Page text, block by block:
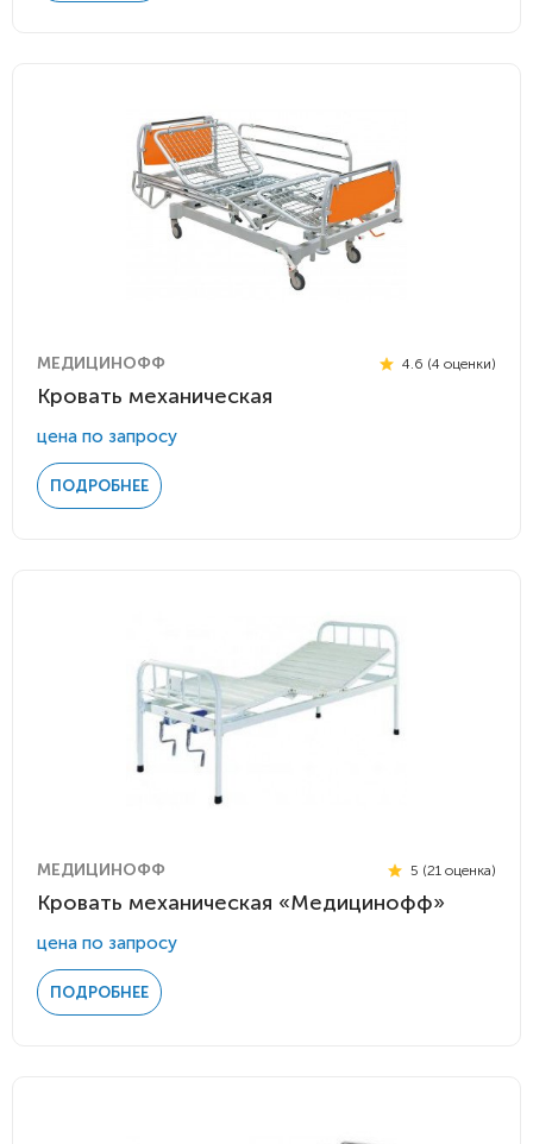
МЕДИЦИНОФФ 4.6 (4 оценки)
Кровать механическая
цена по запросу
ПОДРОБНЕЕ
МЕДИЦИНОФФ 5 (21 оценка)
Кровать механическая «Медицинофф»
цена по запросу
ПОДРОБНЕЕ